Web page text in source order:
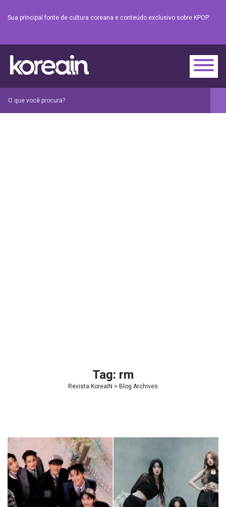
Sua principal fonte de cultura coreana e conteúdo exclusivo sobre KPOP.
Tag: rm
Revista KoreaIN > Blog Archives